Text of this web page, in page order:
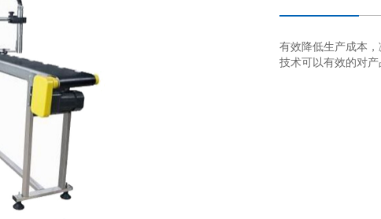
有效降低生产成本
技术可以有效的对